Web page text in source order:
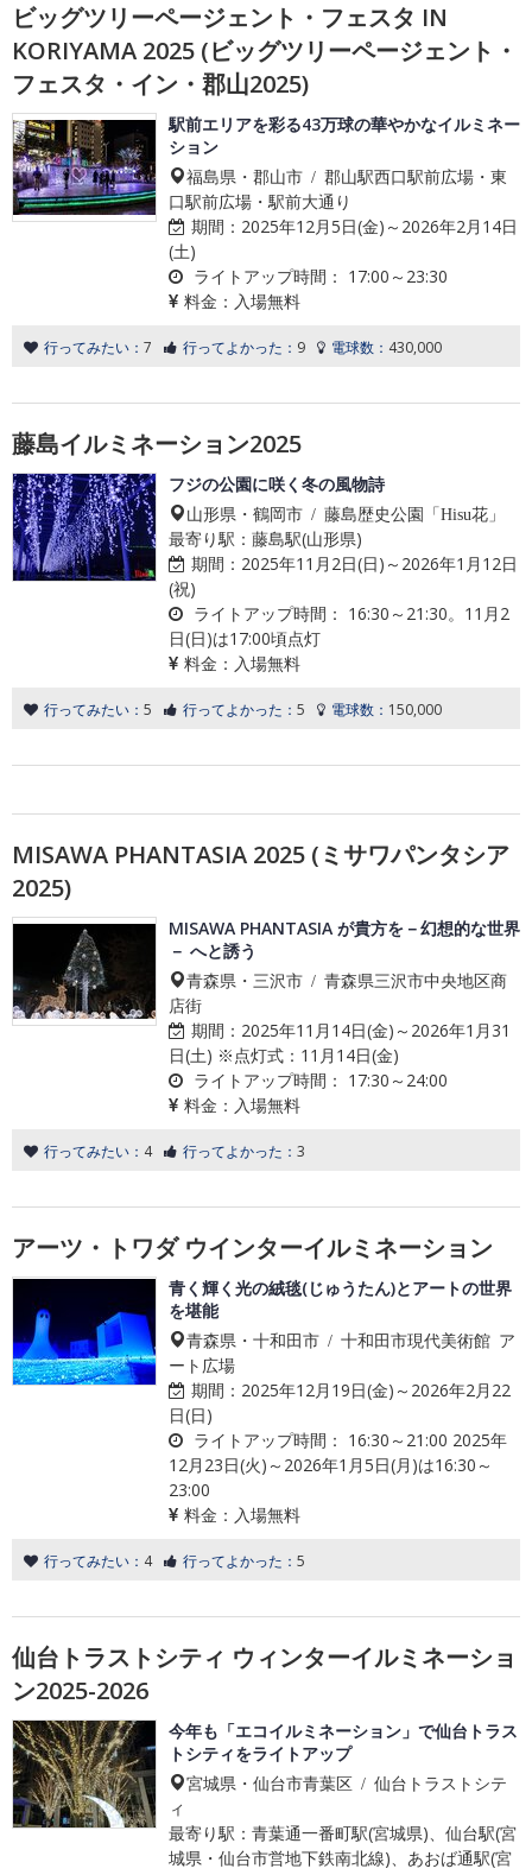
ビッグツリーページェント・フェスタ IN
KORIYAMA 2025 (ビッグツリーページェント・
フェスタ・イン・郡山2025)
駅前エリアを彩る43万球の華やかなイルミネー
ション
福島県・郡山市 / 郡山駅西口駅前広場・東
口駅前広場・駅前大通り
期間： 2025年12月5日(金)～2026年2月14日
(土)
ライトアップ時間： 17:00～23:30
料金： 入場無料
行ってみたい： 7 行ってよかった： 9 電球数： 430,000
藤島イルミネーション2025
フジの公園に咲く冬の風物詩
山形県・鶴岡市 / 藤島歴史公園「Hisu花」
最寄り駅：藤島駅(山形県)
期間： 2025年11月2日(日)～2026年1月12日
(祝)
ライトアップ時間： 16:30～21:30。11月2
日(日)は17:00頃点灯
料金： 入場無料
行ってみたい： 5 行ってよかった： 5 電球数： 150,000
MISAWA PHANTASIA 2025 (ミサワパンタシア
2025)
MISAWA PHANTASIA が貴方を－幻想的な世界
－ へと誘う
青森県・三沢市 / 青森県三沢市中央地区商
店街
期間： 2025年11月14日(金)～2026年1月31
日(土) ※点灯式：11月14日(金)
ライトアップ時間： 17:30～24:00
料金： 入場無料
行ってみたい： 4 行ってよかった： 3
アーツ・トワダ ウインターイルミネーション
青く輝く光の絨毯(じゅうたん)とアートの世界
を堪能
青森県・十和田市 / 十和田市現代美術館 ア
ート広場
期間： 2025年12月19日(金)～2026年2月22
日(日)
ライトアップ時間： 16:30～21:00 2025年
12月23日(火)～2026年1月5日(月)は16:30～
23:00
料金： 入場無料
行ってみたい： 4 行ってよかった： 5
仙台トラストシティ ウィンターイルミネーショ
ン2025-2026
今年も「エコイルミネーション」で仙台トラス
トシティをライトアップ
宮城県・仙台市青葉区 / 仙台トラストシテ
ィ
最寄り駅：青葉通一番町駅(宮城県)、仙台駅(宮
城県・仙台市営地下鉄南北線)、あおば通駅(宮